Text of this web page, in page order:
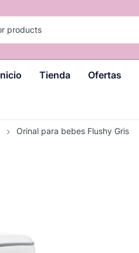
Tienda Ofertas
Orinal para bebes Flushy Gris